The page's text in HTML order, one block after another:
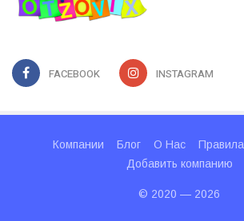
FACEBOOK INSTAGRAM
Компании Блог О Нас Правила
Добавить компанию
© 2020 — 2026